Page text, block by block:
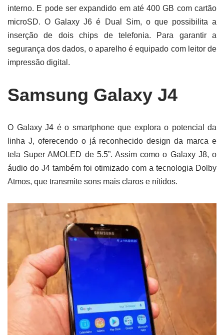
interno. E pode ser expandido em até 400 GB com cartão
microSD. O Galaxy J6 é Dual Sim, o que possibilita a
inserção de dois chips de telefonia. Para garantir a
segurança dos dados, o aparelho é equipado com leitor de
impressão digital.
Samsung Galaxy J4
O Galaxy J4 é o smartphone que explora o potencial da
linha J, oferecendo o já reconhecido design da marca e
tela Super AMOLED de 5.5”. Assim como o Galaxy J8, o
áudio do J4 também foi otimizado com a tecnologia Dolby
Atmos, que transmite sons mais claros e nítidos.